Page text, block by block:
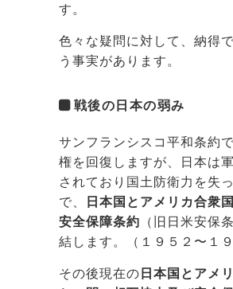
す。
色々な疑問に対して、納得
う事実があります。
戦後の日本の弱み
サンフランシスコ平和条約
権を回復しますが、日本は
されており国土防衛力を失
で、
日本国とアメリカ合衆
安全保障条約 （旧日米安保
結します。（１９５２〜１９
その後現在の 日本国とアメ